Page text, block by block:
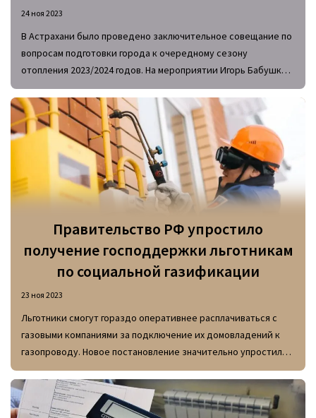
24 ноя 2023
В Астрахани было проведено заключительное совещание по
вопросам подготовки города к очередному сезону
отопления 2023/2024 годов. На мероприятии Игорь Бабушкин
– губернатор Астраханской области – заявил, что на
текущий момент во все многоквартирные жилые дома и
муниципальные объекты тепло доставляется в полном
объеме.
Правительство РФ упростило
получение господдержки льготникам
по социальной газификации
23 ноя 2023
Льготники смогут гораздо оперативнее расплачиваться с
газовыми компаниями за подключение их домовладений к
газопроводу. Новое постановление значительно упростило
процесс погашения стоимости работ.